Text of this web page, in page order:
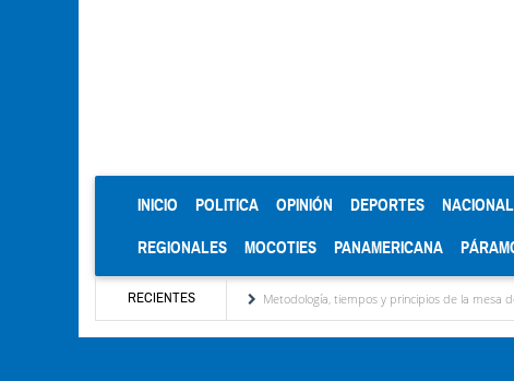
INICIO (CURRENT)
POLITICA OPINIÓN DEPORTES
REGIONALES MOCOTIES PANAMERICANA
RECIENTES
por José David Cabello Metodología, tiempos y principios de la mesa de diálogo: